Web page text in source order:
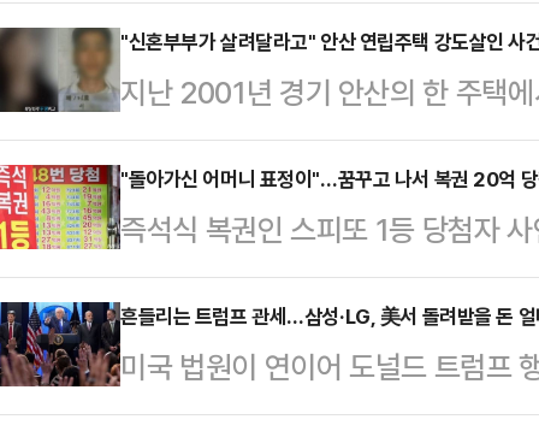
불어민주당 전당대회 출마를 위해
이라는 말이 나온다.강 실장은 이재
며 '정치적 체급…
16명으로, 각각 18억5755만원 받
한 2등은 103명으로 각 4809만원
명으로 142만원씩을 받는다.당첨
은 16만1967명, 당첨번호 3개가
만6882명이다.로또 1등 당첨지역
"신혼부부가 살려달라고" 안산 연립주택 강도살인
지난 2001년 경기 안산의 한 주택
다.9일 SBS '그것이 알고 싶다'(이
신혼부부가 거주하는 안산 고잔동
흉기를 휘둘러 신혼부부를 무차별
남편은 흉기에 수십 차례 찔려 끝내
주민은 "신혼부부가 막 살려달라고
라"라고 증언했다.범인은 현금을
정장에 구…
"돌아가신 어머니 표정이"…꿈꾸고 나서 복권 20억
즉석식 복권인 스피또 1등 당첨자
탁사업자 동행복권은 홈페이지를
의 인터뷰를 공개했다.매주 강원도
았다는 당첨자 A씨는 로또와 스피
날, 가게에서 일하던 중 문득 전날
흔들리는 트럼프 관세…삼성·LG, 美서 돌려받을 돈
미국 법원이 연이어 도널드 트럼프
전자와 LG전자 등 국내 주요 기업